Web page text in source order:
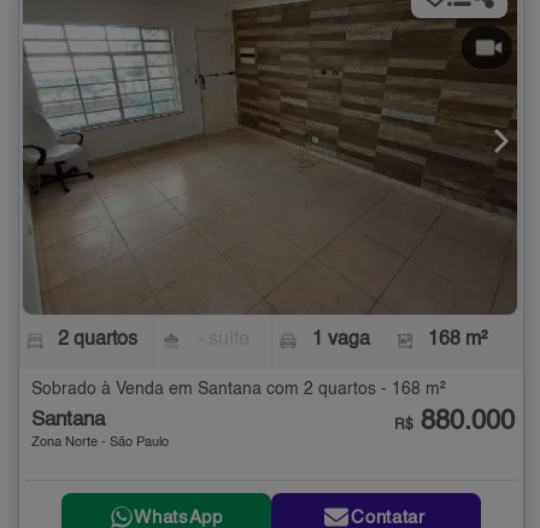
2 quartos 1 vaga 168 m²
Sobrado à Venda em Santana com 2 quartos - 168 m²
Santana
Zona Norte - São Paulo
R$ 880.000
WhatsApp Contatar